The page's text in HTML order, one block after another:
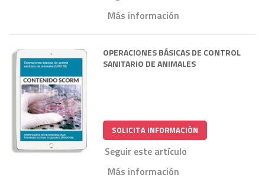
Más información
OPERACIONES BÁSICAS DE CONTROL
SANITARIO DE ANIMALES
SOLICITA INFORMACIÓN
Seguir este artículo
Más información